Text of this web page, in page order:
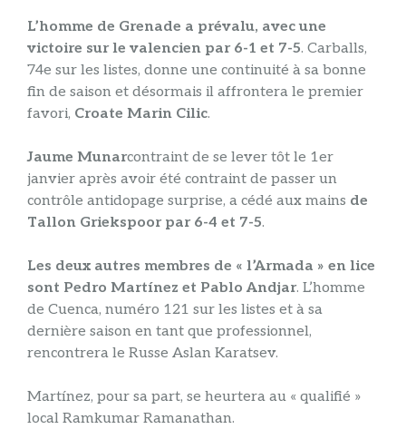
L’homme de Grenade a prévalu, avec une
victoire sur le valencien par 6-1 et 7-5. Carballs,
74e sur les listes, donne une continuité à sa bonne
fin de saison et désormais il affrontera le premier
favori, Croate Marin Cilic.
Jaume Munarcontraint de se lever tôt le 1er
janvier après avoir été contraint de passer un
contrôle antidopage surprise, a cédé aux mains de
Tallon Griekspoor par 6-4 et 7-5.
Les deux autres membres de « l’Armada » en lice
sont Pedro Martínez et Pablo Andjar. L’homme
de Cuenca, numéro 121 sur les listes et à sa
dernière saison en tant que professionnel,
rencontrera le Russe Aslan Karatsev.
Martínez, pour sa part, se heurtera au « qualifié »
local Ramkumar Ramanathan.